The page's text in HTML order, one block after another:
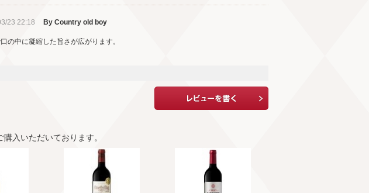
23 22:18 By Country old boy
の中に凝縮した旨さが広がります。
入いただいております。